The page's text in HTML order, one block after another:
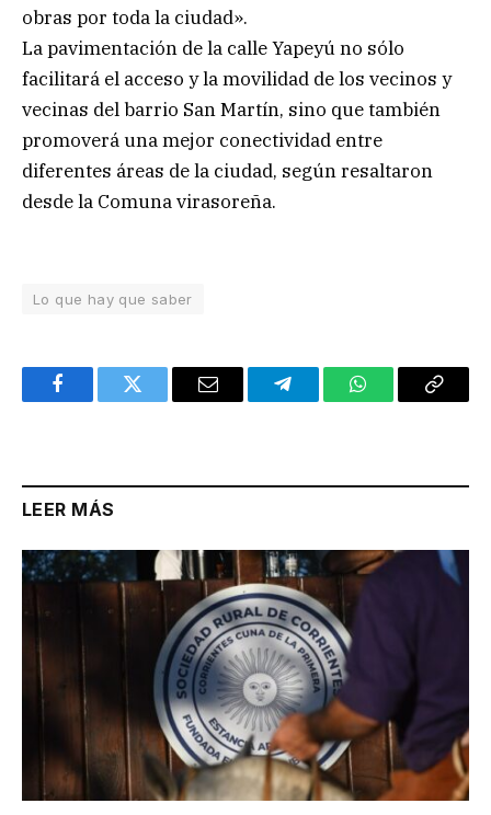
obras por toda la ciudad».
La pavimentación de la calle Yapeyú no sólo
facilitará el acceso y la movilidad de los vecinos y
vecinas del barrio San Martín, sino que también
promoverá una mejor conectividad entre
diferentes áreas de la ciudad, según resaltaron
desde la Comuna virasoreña.
Lo que hay que saber
FacebookTwitter Email TelegramWhatsAppCopy
LEER MÁS